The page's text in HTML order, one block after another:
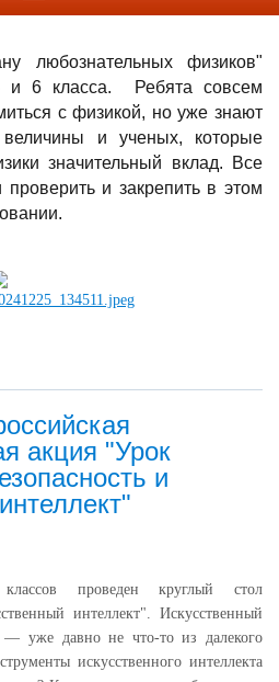
любознательных физиков"
и 6 класса. Ребята совсем
с физикой, но уже знают
и ученых, которые
значительный вклад. Все
и закрепить в этом
акция "Урок
и
проведен круглый стол
интеллект". Искусственный
уже давно не что-то из далекого
искусственного интеллекта